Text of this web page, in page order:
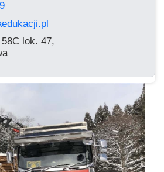
lok. 47,